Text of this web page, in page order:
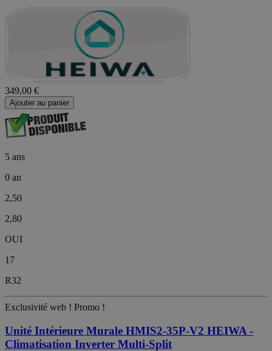
349,00 €
Ajouter au panier
5 ans
0 an
2,50
2,80
OUI
17
R32
Exclusivité web ! Promo !
Unité Intérieure Murale HMIS2-35P-V2 HEIWA -
Climatisation Inverter Multi-Split